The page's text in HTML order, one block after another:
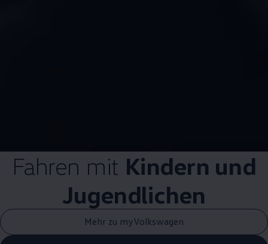
Fahren mit Kindern und
Jugendlichen
Mehr zu myVolkswagen